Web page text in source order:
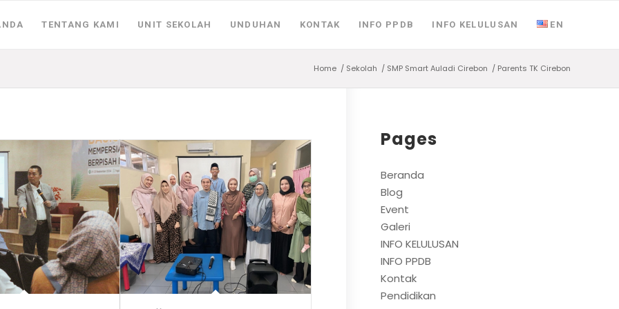
TENTANG KAMI UNIT SEKOLAH UNDUHAN KONTAK INFO PPDB INFO KELULUSAN EN
Home / Sekolah / SMP Smart Auladi Cirebon / Parents TK Cirebon
Pages
Beranda
Blog
Event
Galeri
INFO KELULUSAN
INFO PPDB
Kontak
Pendidikan